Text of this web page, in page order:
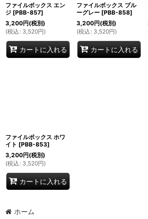
ファイルボックス エン
ジ [PBB-857]
3,200円(税別)
(税込 : 3,520円)
カートに入れる
ファイルボックス ブル
ーグレー [PBB-858]
3,200円(税別)
(税込 : 3,520円)
カートに入れる
ファイルボックス ホワ
イト [PBB-853]
3,200円(税別)
(税込 : 3,520円)
カートに入れる
ホーム